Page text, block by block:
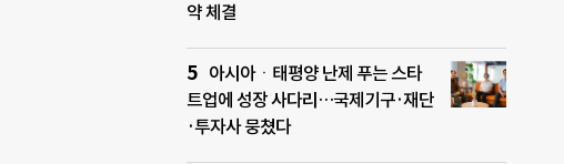
약 체결
아시아ㆍ태평양 난제 푸는 스타
트업에 성장 사다리…국제기구·재단
·투자사 뭉쳤다